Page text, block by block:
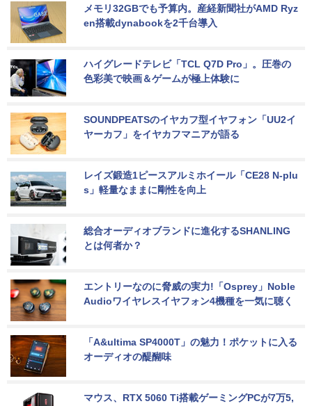
メモリ32GBでも予算内。産経新聞社がAMD Ryz
en搭載dynabookを2千台導入
ハイグレードテレビ「TCL Q7D Pro」。圧巻の
色彩美で映画＆ゲームが極上体験に
SOUNDPEATSのイヤカフ型イヤフォン「UU2イ
ヤーカフ」をイヤカフマニアが語る
レイズ鍛造1ピースアルミホイール「CE28 N-plu
s」軽量なままに剛性を向上
総合オーディオブランドに進化するSHANLING
とは何者か？
エントリーなのに脅威の実力!「Osprey」Noble
Audioワイヤレスイヤフォン4機種を一気に聴く
「A&ultima SP4000T」の魅力！ポケットに入る
オーディオの醍醐味
マウス、RTX 5060 Ti搭載ゲーミングPCが7万5,